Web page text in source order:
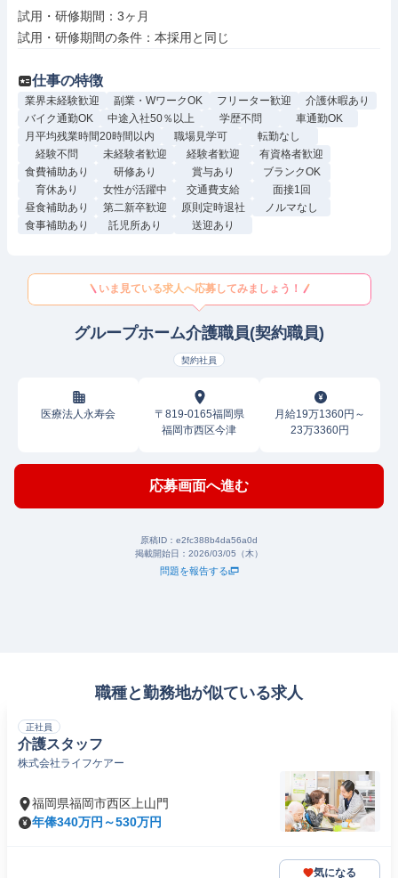
試用・研修期間：3ヶ月
仕事の特徴
業界未経験歓迎 副業・WワークOK フリーター歓迎
介護休暇あり
バイク通勤OK
中途入社50％以上 学歴不問
車通勤OK
月平均残業時間20時間以内
職場見学可
転勤なし
経験不問
未経験者歓迎 経験者歓迎
有資格者歓迎
食費補助あり
研修あり 賞与あり
ブランクOK
育休あり
女性が活躍中 交通費支給
面接1回
昼食補助あり
第二新卒歓迎 原則定時退社
ノルマなし
食事補助あり
託児所あり 送迎あり
いま見ている求人へ応募してみましょう！
グループホーム介護職員(契約職員)
契約社員
医療法人永寿会
〒819-0165福岡県
福岡市西区今津
月給19万1360円～
23万3360円
応募画面へ進む
原稿ID： e2fc388b4da56a0d
掲載開始日： 2026/03/05（木）
問題を報告する
職種と勤務地が似ている求人
正社員
介護スタッフ
株式会社ライフケアー
福岡県福岡市西区上山門
年俸340万円～530万円
気になる